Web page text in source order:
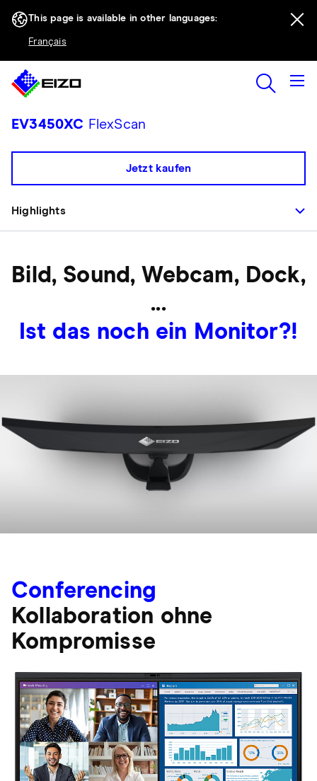
This page is available in other languages:
Français
EV3450XC FlexScan
Highlights
Jetzt kaufen
Bild, Sound, Webcam, Dock,
...
Ist das noch ein Monitor?!
Conferencing
Kollaboration ohne
Kompromisse